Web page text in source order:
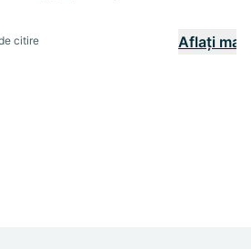
citire Aflați mai